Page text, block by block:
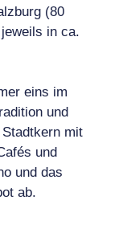
(80
in ca.
eins im
und
mit
und
und das
ab.